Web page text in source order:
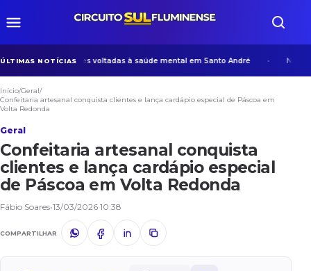
ÚLTIMAS NOTÍCIAS
desenvolve ações voltadas à saúde mental em Santo André Na era
Início/Geral/
Confeitaria artesanal conquista clientes e lança cardápio especial de Páscoa em
Volta Redonda
Geral
Confeitaria artesanal conquista
clientes e lança cardápio especial
de Páscoa em Volta Redonda
Fábio Soares•13/03/2026 10:38
COMPARTILHAR